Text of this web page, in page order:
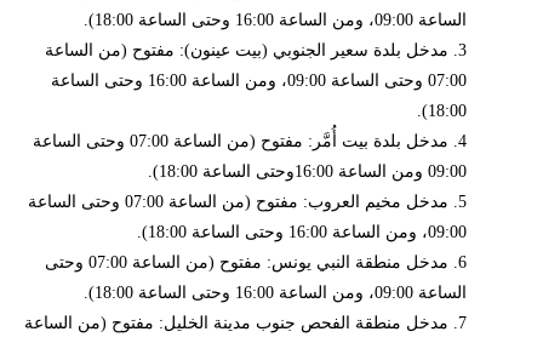
الساعة 09:00، ومن الساعة 16:00 وحتى الساعة 18:00).
3. مدخل بلدة سعير الجنوبي (بيت عينون): مفتوح (من الساعة
07:00 وحتى الساعة 09:00، ومن الساعة 16:00 وحتى الساعة
18:00).
4. مدخل بلدة بيت أُمَّر: مفتوح (من الساعة 07:00 وحتى الساعة
09:00 ومن الساعة 16:00وحتى الساعة 18:00).
5. مدخل مخيم العروب: مفتوح (من الساعة 07:00 وحتى الساعة
09:00، ومن الساعة 16:00 وحتى الساعة 18:00).
6. مدخل منطقة النبي يونس: مفتوح (من الساعة 07:00 وحتى
الساعة 09:00، ومن الساعة 16:00 وحتى الساعة 18:00).
7. مدخل منطقة الفحص جنوب مدينة الخليل: مفتوح (من الساعة